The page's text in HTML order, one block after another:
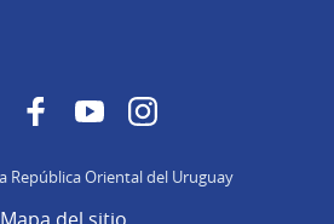
Twitter FacebookYouTubeInstagram
República Oriental del Uruguay